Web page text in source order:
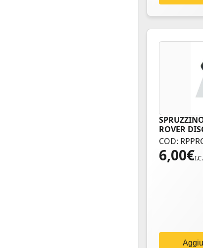
ROVER
COD:
6,00€I.C.